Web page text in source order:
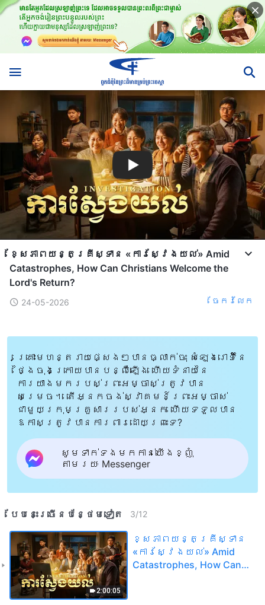
ខ្សែភាពយន្តគ្រីស្ទាន «ការស្វែងយល់​» Amid
Catastrophes, How Can Christians Welcome the
Lord's Return?
24-05-2026 ចែក​រំលែក
គ្រោះមហន្តរាយផ្សេងៗបានធ្លាក់ចុះ សំឡេងរោទិ៍នៃ
ថ្ងៃចុងក្រោយបានបន្លឺឡើង ហើយទំនាយនៃ
ការយាងមករបស់ព្រះអម្ចាស់ត្រូវបាន
សម្រេច។ តើអ្នកចង់ស្វាគមន៍ព្រះអម្ចាស់
ជាមួយក្រុមគ្រួសាររបស់អ្នក ហើយទទួលបាន
ឱកាសត្រូវបានការពារដោយព្រះទេ?
សូមទាក់ទងមកកាន់យើងខ្ញុំ
តាមរយៈ Messenger
បែបនេះ​ច្រើនបន្ថែម​ទៀត​ 3/12
2:00:05
ខ្សែភាពយន្តគ្រីស្ទាន
«ការស្វែងយល់​» Amid
Catastrophes, How Can